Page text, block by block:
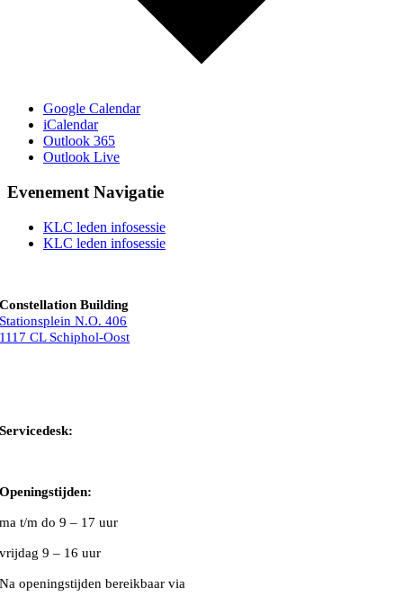
Google Calendar
iCalendar
Outlook 365
Outlook Live
Evenement Navigatie
KLC leden infosessie
KLC leden infosessie
Constellation Building
Stationsplein N.O. 406
1117 CL Schiphol-Oost
Servicedesk:
Openingstijden:
ma t/m do9 – 17 uur
vrijdag 9 – 16 uur
Na openingstijden bereikbaar via